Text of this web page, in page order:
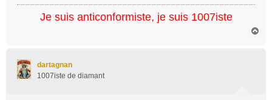
Je suis anticonformiste, je suis 1007iste
dartagnan
1007iste de diamant